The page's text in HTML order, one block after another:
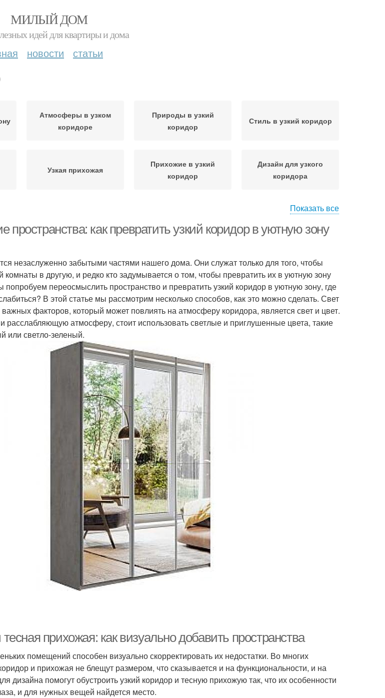
МИЛЫЙ ДОМ
идей для квартиры и дома
новости статьи
Атмосферы в узком
коридоре
Природы в узкий
коридор
Стиль в узкий коридор
Узкая прихожая
Прихожие в узкий
коридор
Дизайн для узкого
коридора
коридора
Молдинги в узком
коридоре
Коридор в
современном стиле
Прихожие в коридор
Стиль для коридора Длинный коридор Стен в узком коридоре
Коридор в квартире Коридор со шкафом
Обои для узкой
прихожей
Узкая комната
Коридор в различных
стилях
Коридор в
трехкомнатной
квартире
Показать все
пространства: как превратить узкий коридор в уютную зону
незаслуженно забытыми частями нашего дома. Они служат только для того, чтобы
в другую, и редко кто задумывается о том, чтобы превратить их в уютную зону
переосмыслить пространство и превратить узкий коридор в уютную зону, где
В этой статье мы рассмотрим несколько способов, как это можно сделать. Свет
факторов, который может повлиять на атмосферу коридора, является свет и цвет.
расслабляющую атмосферу, стоит использовать светлые и приглушенные цвета, такие
или светло-зеленый.
прихожая: как визуально добавить пространства
помещений способен визуально скорректировать их недостатки. Во многих
и прихожая не блещут размером, что сказывается и на функциональности, и на
дизайна помогут обустроить узкий коридор и тесную прихожую так, что их особенности
и для нужных вещей найдется место.